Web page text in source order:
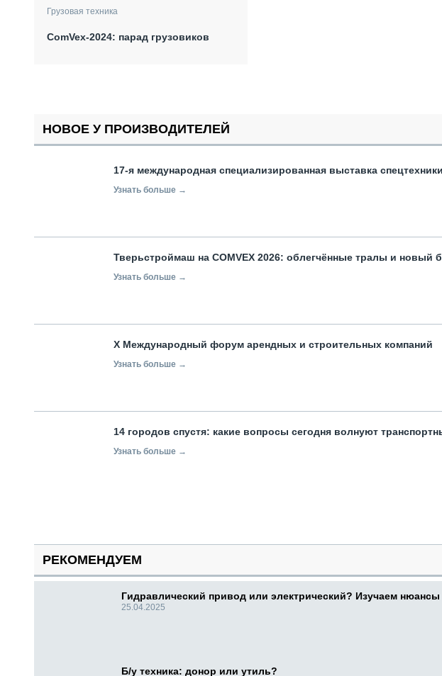
Грузовая техника
ComVex-2024: парад грузовиков
НОВОЕ У ПРОИЗВОДИТЕЛЕЙ
17-я международная специализированная выставка
Узнать больше →
Тверьстроймаш на COMVEX 2026: облегчённые тралы и новый
Узнать больше →
X Международный форум арендных и строительных компаний
Узнать больше →
14 городов спустя: какие вопросы сегодня волнуют
Узнать больше →
РЕКОМЕНДУЕМ
Гидравлический привод или электрический? Изучаем нюансы
25.04.2025
Б/у техника: донор или утиль?